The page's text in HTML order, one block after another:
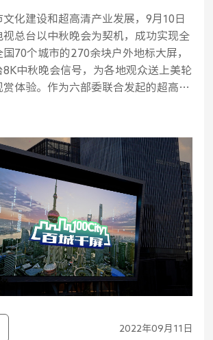
化建设和超高清产业发展，9月10日
视总台以中秋晚会为契机，成功实现全
国70个城市的270余块户外地标大屏，
8K中秋晚会信号，为各地观众送上美轮
赏体验。作为六部委联合发起的超高清
新台阶。
2022年09月11日